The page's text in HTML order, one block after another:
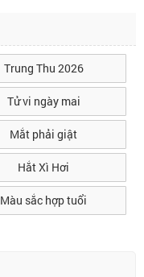
Trung Thu 2026
Tử vi ngày mai
Mắt phải giật
Hắt Xì Hơi
Màu sắc hợp tuổi